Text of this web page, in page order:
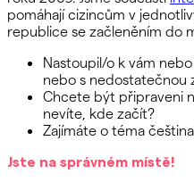
pomáhají cizincům v
republice se začleněním do
Nastoupil/o k vám
nebo s nedostatečnou
Chcete být připraveni
nevíte, kde začít?
Zajímáte o téma
Jste na správném místě!